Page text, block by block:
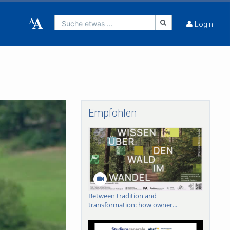
Suche etwas ... Login
Empfohlen
Between tradition and
transformation: how owner...